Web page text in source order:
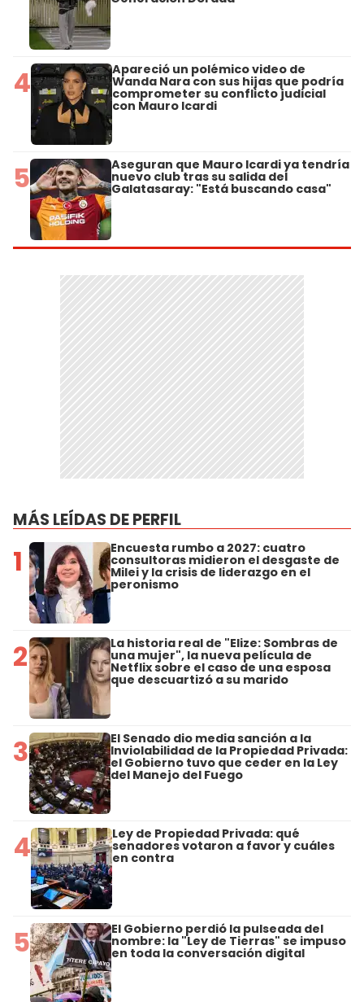
4 Apareció un polémico video de
Wanda Nara con sus hijas que podría
comprometer su conflicto judicial
con Mauro Icardi
5 Aseguran que Mauro Icardi ya tendría
nuevo club tras su salida del
Galatasaray: "Está buscando casa"
MÁS LEÍDAS DE PERFIL
1 Encuesta rumbo a 2027: cuatro
consultoras midieron el desgaste de
Milei y la crisis de liderazgo en el
peronismo
2 La historia real de "Elize: Sombras de
una mujer", la nueva película de
Netflix sobre el caso de una esposa
que descuartizó a su marido
3 El Senado dio media sanción a la
Inviolabilidad de la Propiedad Privada:
el Gobierno tuvo que ceder en la Ley
del Manejo del Fuego
4 Ley de Propiedad Privada: qué
senadores votaron a favor y cuáles
en contra
5 El Gobierno perdió la pulseada del
nombre: la "Ley de Tierras" se impuso
en toda la conversación digital